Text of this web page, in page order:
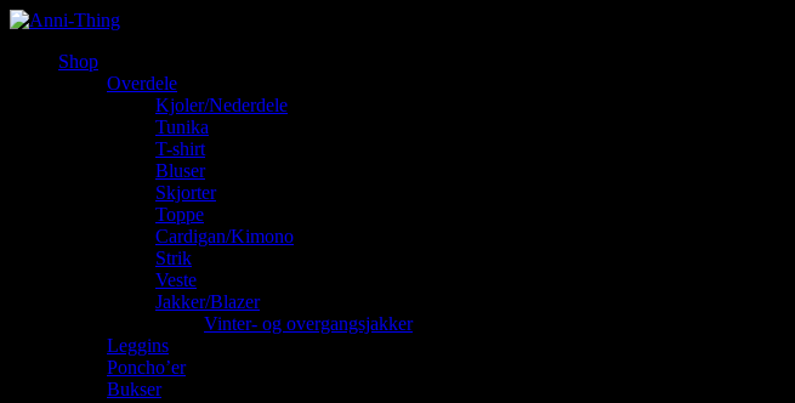
Shop
Overdele
Kjoler/Nederdele
Tunika
T-shirt
Bluser
Skjorter
Toppe
Cardigan/Kimono
Strik
Veste
Jakker/Blazer
Vinter- og overgangsjakker
Leggins
Poncho’er
Bukser